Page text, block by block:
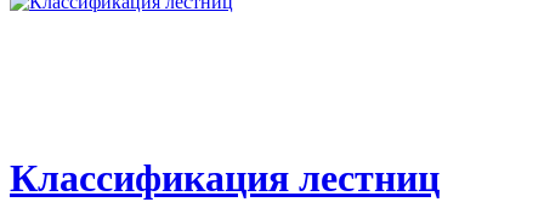
Классификация лестниц